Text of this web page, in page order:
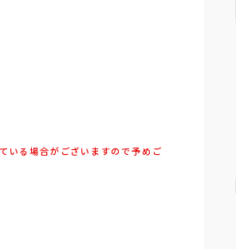
いる場合がございますので予めご